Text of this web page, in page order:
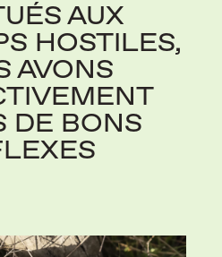
AUX
HOSTILES,
AVONS
DE BONS